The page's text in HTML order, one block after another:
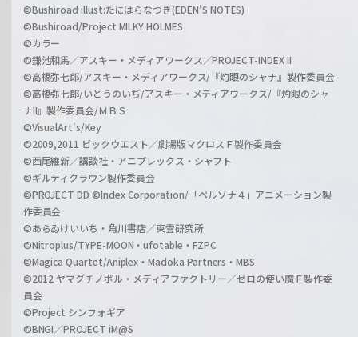
©Bushiroad illust:たにはらなつき(EDEN'S NOTES)
©Bushiroad/Project MILKY HOLMES
©カラー
©鎌池和馬／アスキー・メディアワークス／PROJECT-INDEX II
©高橋弥七郎/アスキー・メディアワークス/『灼眼のシャナ』製作委員会
©高橋弥七郎/いとうのいぢ/アスキー・メディアワークス/『灼眼のシャ
ナII』製作委員会/ＭＢＳ
©VisualArt's/Key
©2009,2011 ビックウエスト／劇場版マクロスＦ製作委員会
©西尾維新／講談社・アニプレックス・シャフト
©ギルティクラウン製作委員会
©PROJECT DD ©Index Corporation/「ペルソナ４」アニメーション製
作委員会
©あらゐけいいち・角川書店／東雲研究所
©Nitroplus/TYPE-MOON・ufotable・FZPC
©Magica Quartet/Aniplex・Madoka Partners・MBS
©2012 ヤマグチノボル・メディアファクトリー／ゼロの使い魔Ｆ製作委
員会
©Project シンフォギア
©BNGI／PROJECT iM@S